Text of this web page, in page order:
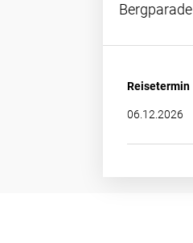
Bergparade
Reisetermin
06.12.2026